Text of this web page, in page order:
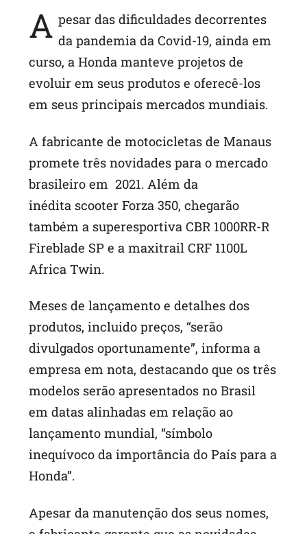
A pesar das dificuldades decorrentes
da pandemia da Covid-19, ainda em
curso, a Honda manteve projetos de
evoluir em seus produtos e oferecê-los
em seus principais mercados mundiais.
A fabricante de motocicletas de Manaus
promete três novidades para o mercado
brasileiro em 2021. Além da
inédita scooter Forza 350, chegarão
também a superesportiva CBR 1000RR-R
Fireblade SP e a maxitrail CRF 1100L
Africa Twin.
Meses de lançamento e detalhes dos
produtos, incluido preços, “serão
divulgados oportunamente”, informa a
empresa em nota, destacando que os três
modelos serão apresentados no Brasil
em datas alinhadas em relação ao
lançamento mundial, “símbolo
inequívoco da importância do País para a
Honda”.
Apesar da manutenção dos seus nomes,